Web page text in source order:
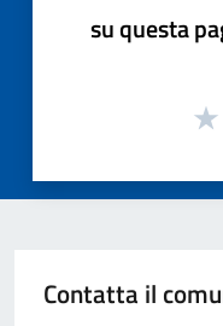
su questa
Contatta il